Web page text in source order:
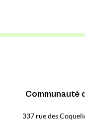
Communauté
337 rue des